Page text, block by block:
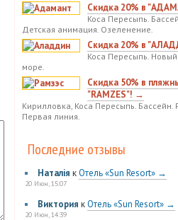
Скидка 20% в
Коса Пересыпь.
Детская анимация. Озеленение.
Скидка 20% в
Коса Пересыпь.
море.
Скидка 50% в
"RAMZES"! →
Кирилловка, Коса Пересыпь. Бассейн.
Первая линия.
Последние отзывы
Наталія кОтель «Sun Resort» →
20 Июн, 15:07
Виктория кОтель «Sun Resort» →
20 Июн, 14:39